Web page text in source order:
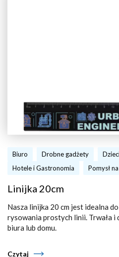
Biuro Drobne gadżety
Hotele i Gastronomia
Pomysł
Linijka 20cm
Nasza linijka 20 cm jest idealna
rysowania prostych linii. Trwała i
biura lub domu.
Czytaj